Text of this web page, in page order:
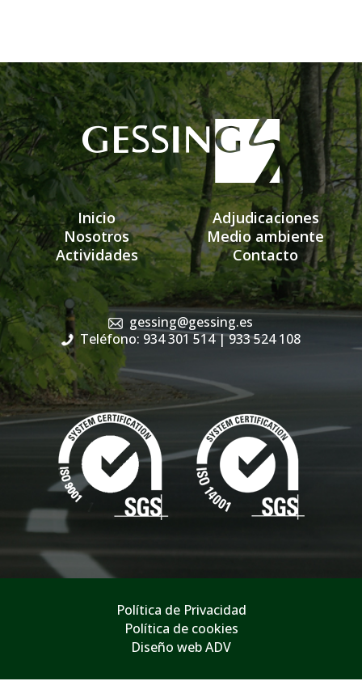
Inicio
Nosotros
Actividades
Adjudicaciones
Medio ambiente
Contacto
gessing@gessing.es
Teléfono: 934 301 514| 933 524 108
Política de Privacidad
Política de cookies
Diseño web ADV